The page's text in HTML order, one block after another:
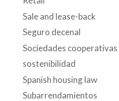
Sale and lease-back
Seguro decenal
Sociedades cooperativas
sostenibilidad
Spanish housing law
Subarrendamientos